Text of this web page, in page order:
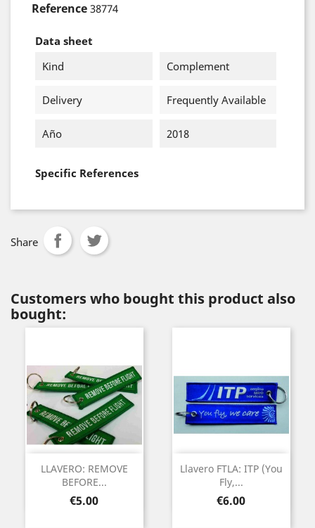
Reference 38774
Data sheet
Kind
Complement
Delivery Frequently Available
Año 2018
Specific References
Share
Customers who bought this product also
bought:
LLAVERO: REMOVE
BEFORE...
Price
€5.00
Llavero FTLA: ITP (You
Fly,...
Price
€6.00